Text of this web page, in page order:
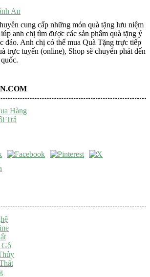
cung cấp những món quà tặng lưu niệm
anh chị tìm được các sản phẩm quà tặng ý
đáo. Anh chị có thể mua Quà Tặng trực tiếp
trực tuyến (online), Shop sẽ chuyển phát đến
Hàng
Trả